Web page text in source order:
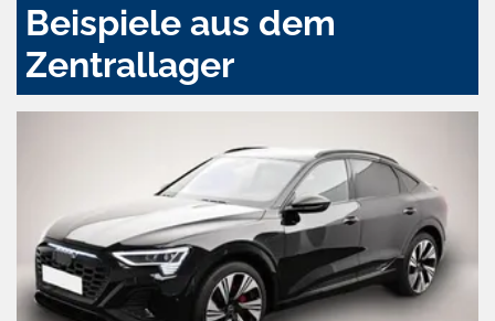
Beispiele aus dem
Zentrallager